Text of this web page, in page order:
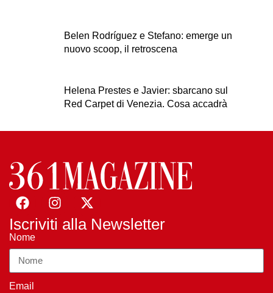
Belen Rodríguez e Stefano: emerge un
nuovo scoop, il retroscena
Helena Prestes e Javier: sbarcano sul
Red Carpet di Venezia. Cosa accadrà
Iscriviti alla Newsletter
Nome
Email